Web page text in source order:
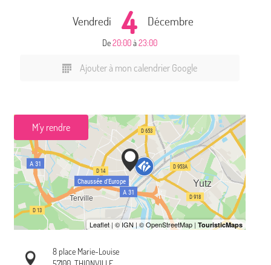
Vendredi 4 Décembre
De20:00à23:00
Ajouter à mon calendrier Google
M'y rendre
8 place Marie-Louise